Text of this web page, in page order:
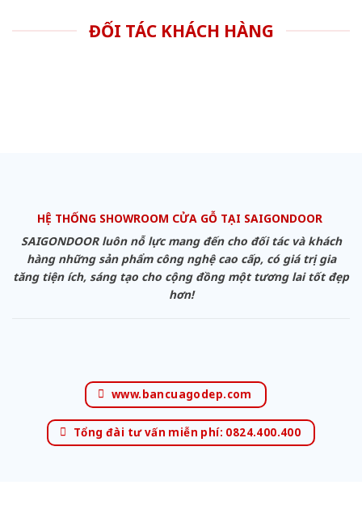
ĐỐI TÁC KHÁCH HÀNG
HỆ THỐNG SHOWROOM CỬA GỖ TẠI SAIGONDOOR
SAIGONDOOR luôn nỗ lực mang đến cho đối tác và khách
hàng những sản phẩm công nghệ cao cấp, có giá trị gia
tăng tiện ích, sáng tạo cho cộng đồng một tương lai tốt đẹp
hơn!
www.bancuagodep.com
Tổng đài tư vấn miễn phí: 0824.400.400